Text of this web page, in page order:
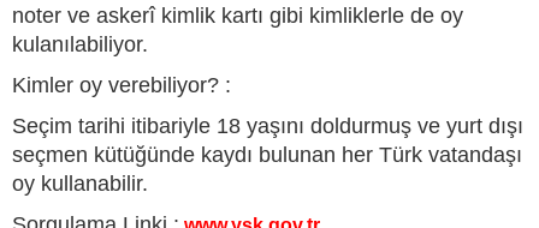
noter ve askerî kimlik kartı gibi kimliklerle de oy
kulanılabiliyor.
Kimler oy verebiliyor? :
Seçim tarihi itibariyle 18 yaşını doldurmuş ve yurt dışı
seçmen kütüğünde kaydı bulunan her Türk vatandaşı
oy kullanabilir.